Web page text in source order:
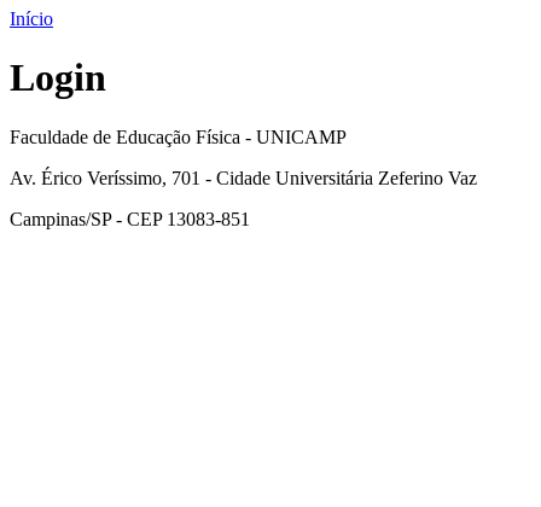
Início
Login
Faculdade de Educação Física - UNICAMP
Av. Érico Veríssimo, 701 - Cidade Universitária Zeferino Vaz
Campinas/SP - CEP 13083-851